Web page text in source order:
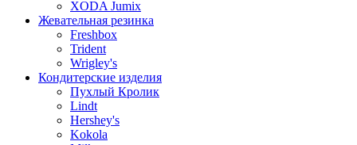
XODA Jumix
Жевательная резинка
Freshbox
Trident
Wrigley's
Кондитерские изделия
Пухлый Кролик
Lindt
Hershey's
Kokola